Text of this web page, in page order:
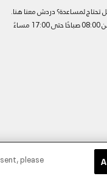
تحتاج لمساعدة؟ دردش معنا هنا.
حتى 17:00 مساءً
please